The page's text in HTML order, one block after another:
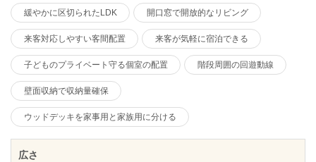
緩やかに区切られたLDK 開口窓で開放的なリビング
来客対応しやすい客間配置 来客が気軽に宿泊できる
子どものプライベート守る個室の配置 階段周囲の回遊動線
壁面収納で収納量確保
ウッドデッキを家事用と家族用に分ける
広さ